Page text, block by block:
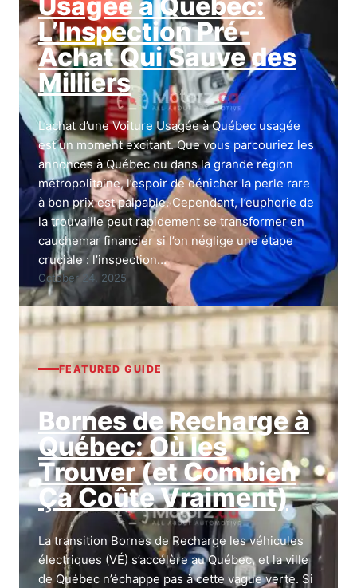
L’Inspection Pré-
Achat Qui Sauve des
Milliers
L’achat d’une Voiture Usagée à Québec usagée
est un moment excitant. Que vous parcouriez les
annonces à Québec ou dans la grande région
métropolitaine, l’espoir de dénicher la perle rare
à bon prix est palpable. Cependant, l’euphorie de
la trouvaille peut rapidement se transformer en
cauchemar financier si l’on néglige une étape
cruciale : l’inspection…
October 24, 2025
FEATURED GUIDE
Bornes de Recharge à
Québec: Où les
Trouver (et Combien
Ça Coûte Vraiment)
La transition Bornes de Recharge les véhicules
électriques (VÉ) s’accélère au Québec, et la ville
de Québec n’échappe pas à cette vague verte. Si